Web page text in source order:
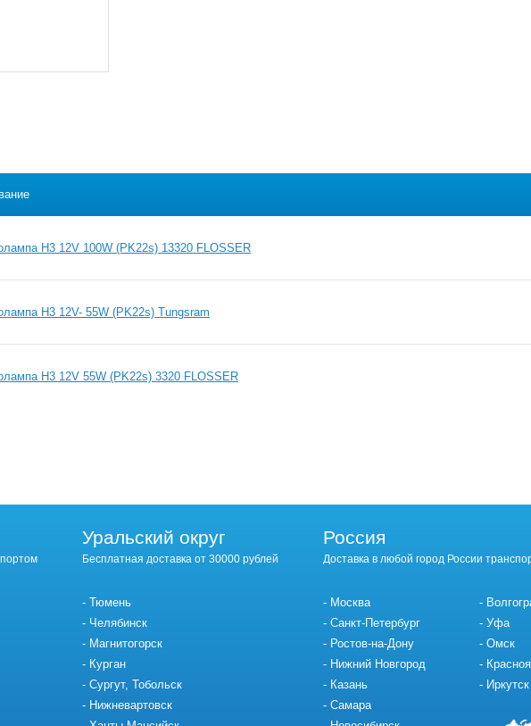
H3 12V 100W (PK22s) 13320 FLOSSER
H3 12V- 55W (PK22s) Tungsram
H3 12V 55W (PK22s) 3320 FLOSSER
Уральский округ
Бесплатная доставка от 30000 рублей
Тюмень
Челябинск
Магнитогорск
Курган
Сургут, Тобольск
Нижневартовск
Россия
Доставка в любой город России
Москва
Санкт-Петербург
Ростов-на-Дону
Нижний Новгород
Казань
Самара
Уфа
Омск
Иркутск